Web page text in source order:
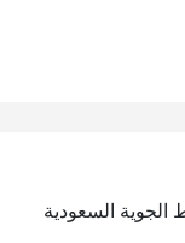
الجوية السعودية